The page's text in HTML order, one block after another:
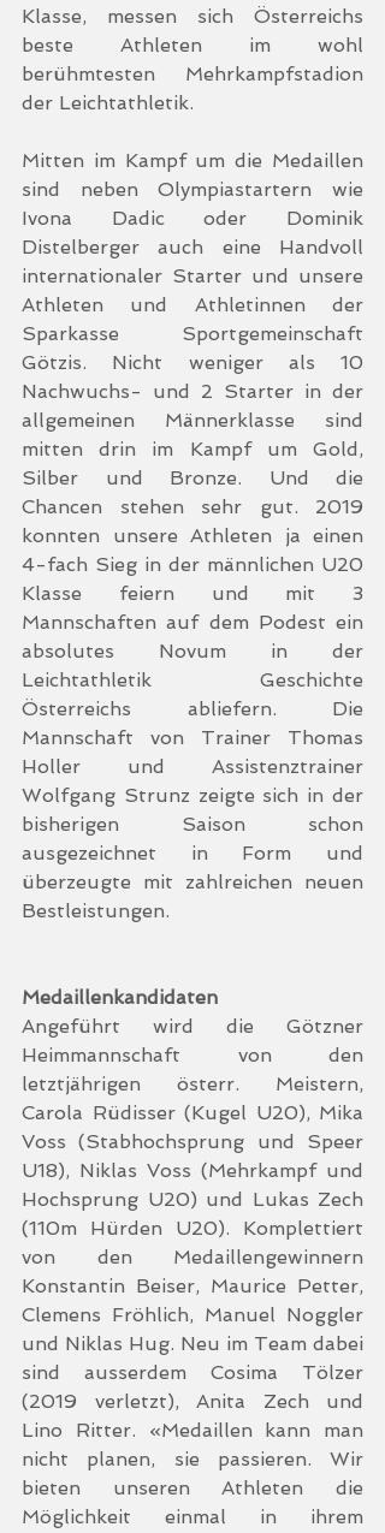
Klasse, messen sich Österreichs
beste Athleten im wohl
berühmtesten Mehrkampfstadion
der Leichtathletik.
Mitten im Kampf um die Medaillen
sind neben Olympiastartern wie
Ivona Dadic oder Dominik
Distelberger auch eine Handvoll
internationaler Starter und unsere
Athleten und Athletinnen der
Sparkasse Sportgemeinschaft
Götzis. Nicht weniger als 10
Nachwuchs- und 2 Starter in der
allgemeinen Männerklasse sind
mitten drin im Kampf um Gold,
Silber und Bronze. Und die
Chancen stehen sehr gut. 2019
konnten unsere Athleten ja einen
4-fach Sieg in der männlichen U20
Klasse feiern und mit 3
Mannschaften auf dem Podest ein
absolutes Novum in der
Leichtathletik Geschichte
Österreichs abliefern. Die
Mannschaft von Trainer Thomas
Holler und Assistenztrainer
Wolfgang Strunz zeigte sich in der
bisherigen Saison schon
ausgezeichnet in Form und
überzeugte mit zahlreichen neuen
Bestleistungen.
Medaillenkandidaten
Angeführt wird die Götzner
Heimmannschaft von den
letztjährigen österr. Meistern,
Carola Rüdisser (Kugel U20), Mika
Voss (Stabhochsprung und Speer
U18), Niklas Voss (Mehrkampf und
Hochsprung U20) und Lukas Zech
(110m Hürden U20). Komplettiert
von den Medaillengewinnern
Konstantin Beiser, Maurice Petter,
Clemens Fröhlich, Manuel Noggler
und Niklas Hug. Neu im Team dabei
sind ausserdem Cosima Tölzer
(2019 verletzt), Anita Zech und
Lino Ritter. «Medaillen kann man
nicht planen, sie passieren. Wir
bieten unseren Athleten die
Möglichkeit einmal in ihrem